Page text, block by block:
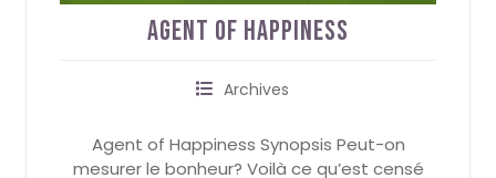
Agent of Happiness
Archives
Agent of Happiness Synopsis Peut-on
mesurer le bonheur? Voilà ce qu’est censé